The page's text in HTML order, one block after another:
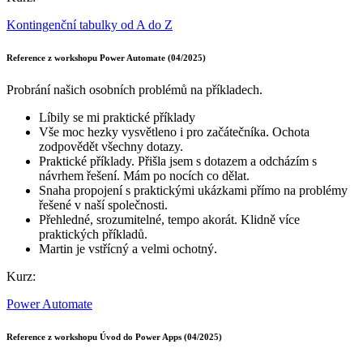
Kontingenční tabulky od A do Z
Reference z workshopu Power Automate (04/2025)
Probrání našich osobních problémů na příkladech.
Líbily se mi praktické příklady
Vše moc hezky vysvětleno i pro začátečníka. Ochota
zodpovědět všechny dotazy.
Praktické příklady. Přišla jsem s dotazem a odcházím s
návrhem řešení. Mám po nocích co dělat.
Snaha propojení s praktickými ukázkami přímo na problémy
řešené v naší společnosti.
Přehledné, srozumitelné, tempo akorát. Klidně více
praktických příkladů.
Martin je vstřícný a velmi ochotný.
Kurz:
Power Automate
Reference z workshopu Úvod do Power Apps (04/2025)